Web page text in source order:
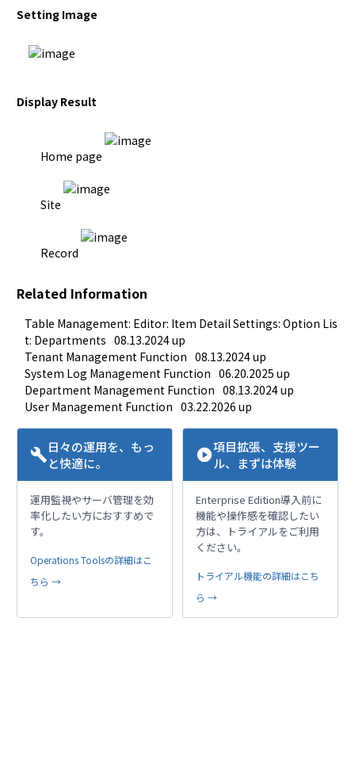
Setting Image
Display Result
Home page
Site
Record
Related Information
Table Management: Editor: Item Detail Settings: Option Lis
t: Departments 08.13.2024 up
Tenant Management Function 08.13.2024 up
System Log Management Function 06.20.2025 up
Department Management Function 08.13.2024 up
User Management Function 03.22.2026 up
build日々の運用を、もっ
と快適に。
運用監視やサーバ管理を効
率化したい方におすすめで
す。
Operations Toolsの詳細はこ
ちら →
play_circle項目拡張、支援ツー
ル、まずは体験
Enterprise Edition導入前に
機能や操作感を確認したい
方は、トライアルをご利用
ください。
トライアル機能の詳細はこち
ら →